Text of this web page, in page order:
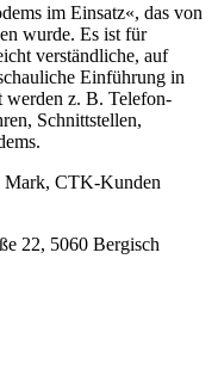
im Einsatz«, das von
wurde. Es ist für
verständliche, auf
Einführung in
werden z. B. Telefon-
Schnittstellen,
Mark, CTK-Kunden
22, 5060 Bergisch